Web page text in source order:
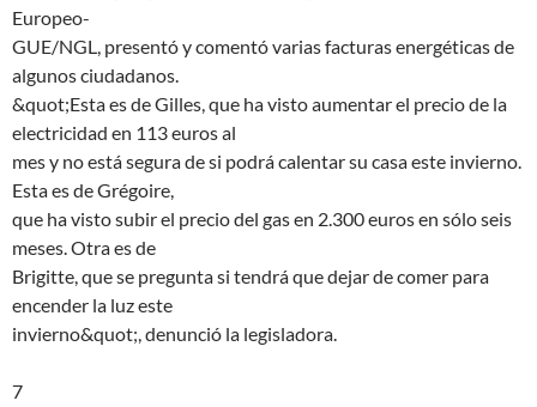
Europeo-
GUE/NGL, presentó y comentó varias facturas energéticas de
algunos ciudadanos.
&quot;Esta es de Gilles, que ha visto aumentar el precio de la
electricidad en 113 euros al
mes y no está segura de si podrá calentar su casa este invierno.
Esta es de Grégoire,
que ha visto subir el precio del gas en 2.300 euros en sólo seis
meses. Otra es de
Brigitte, que se pregunta si tendrá que dejar de comer para
encender la luz este
invierno&quot;, denunció la legisladora.
7